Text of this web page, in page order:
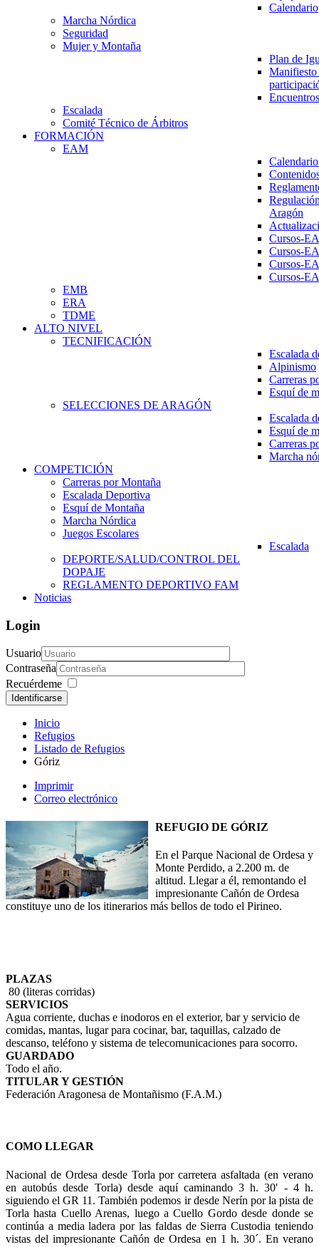
Calendario
Marcha Nórdica
Seguridad
Mujer y Montaña
Plan de
Escalada
Comité Técnico de Árbitros
FORMACIÓN
EAM
Aragón
Cursos-
Cursos-
Cursos-
Cursos-
EMB
ERA
TDME
ALTO NIVEL
TECNIFICACIÓN
Escalada
Alpinismo
Carreras
Esquí de
SELECCIONES DE ARAGÓN
Escalada
Esquí de
Carreras
Marcha
COMPETICIÓN
Carreras por Montaña
Escalada Deportiva
Esquí de Montaña
Marcha Nórdica
Juegos Escolares
Escalada
DEPORTE/SALUD/CONTROL DEL
DOPAJE
REGLAMENTO DEPORTIVO FAM
Noticias
Login
Usuario
Contraseña
Recuérdeme
Identificarse
Inicio
Refugios
Listado de Refugios
Góriz
Imprimir
Correo electrónico
REFUGIO DE GÓRIZ
En el Parque Nacional de Ordesa y
Monte Perdido, a 2.200 m. de
altitud. Llegar a él, remontando el
impresionante Cañón de Ordesa
constituye uno de los itinerarios más bellos de todo el Pirineo.
PLAZAS
80 (literas corridas)
SERVICIOS
Agua corriente, duchas e inodoros en el exterior, bar y servicio de
comidas, mantas, lugar para cocinar, bar, taquillas, calzado de
descanso, teléfono y sistema de telecomunicaciones para socorro.
GUARDADO
Todo el año.
TITULAR Y GESTIÓN
Federación Aragonesa de Montañismo (F.A.M.)
COMO LLEGAR
Nacional de Ordesa desde Torla por carretera asfaltada (en verano
en autobús desde Torla) desde aquí caminando 3 h. 30' - 4 h.
siguiendo el GR 11. También podemos ir desde Nerín por la pista de
Torla hasta Cuello Arenas, luego a Cuello Gordo desde donde se
continúa a media ladera por las faldas de Sierra Custodia teniendo
vistas del impresionante Cañón de Ordesa en 1 h. 30´. En verano